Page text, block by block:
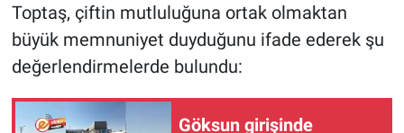
Toptaş, çiftin mutluluğuna ortak olmaktan
büyük memnuniyet duyduğunu ifade ederek şu
değerlendirmelerde bulundu:
Göksun girişinde